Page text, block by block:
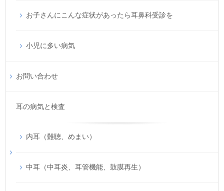
お子さんにこんな症状があったら耳鼻科受診を
小児に多い病気
お問い合わせ
耳の病気と検査
内耳（難聴、めまい）
中耳（中耳炎、耳管機能、鼓膜再生）